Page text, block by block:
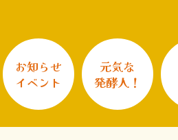
お知らせ
イベント
元気な
発酵人！